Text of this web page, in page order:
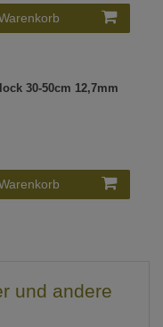
30-50cm 12,7mm
und andere